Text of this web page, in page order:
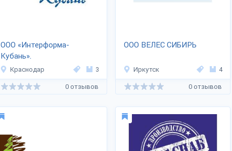
ООО «Интерформа-
Кубань».
Краснодар 3
0 отзывов
ООО ВЕЛЕС СИБИРЬ
Иркутск 4
0 отзывов